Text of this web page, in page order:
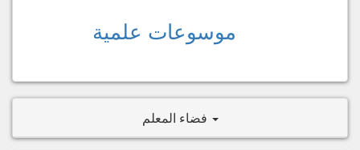
موسوعات علمية
فضاء المعلم